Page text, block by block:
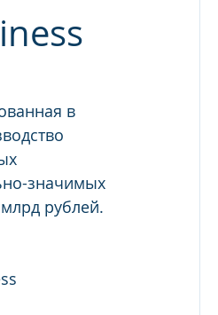
в
значимых
рублей.